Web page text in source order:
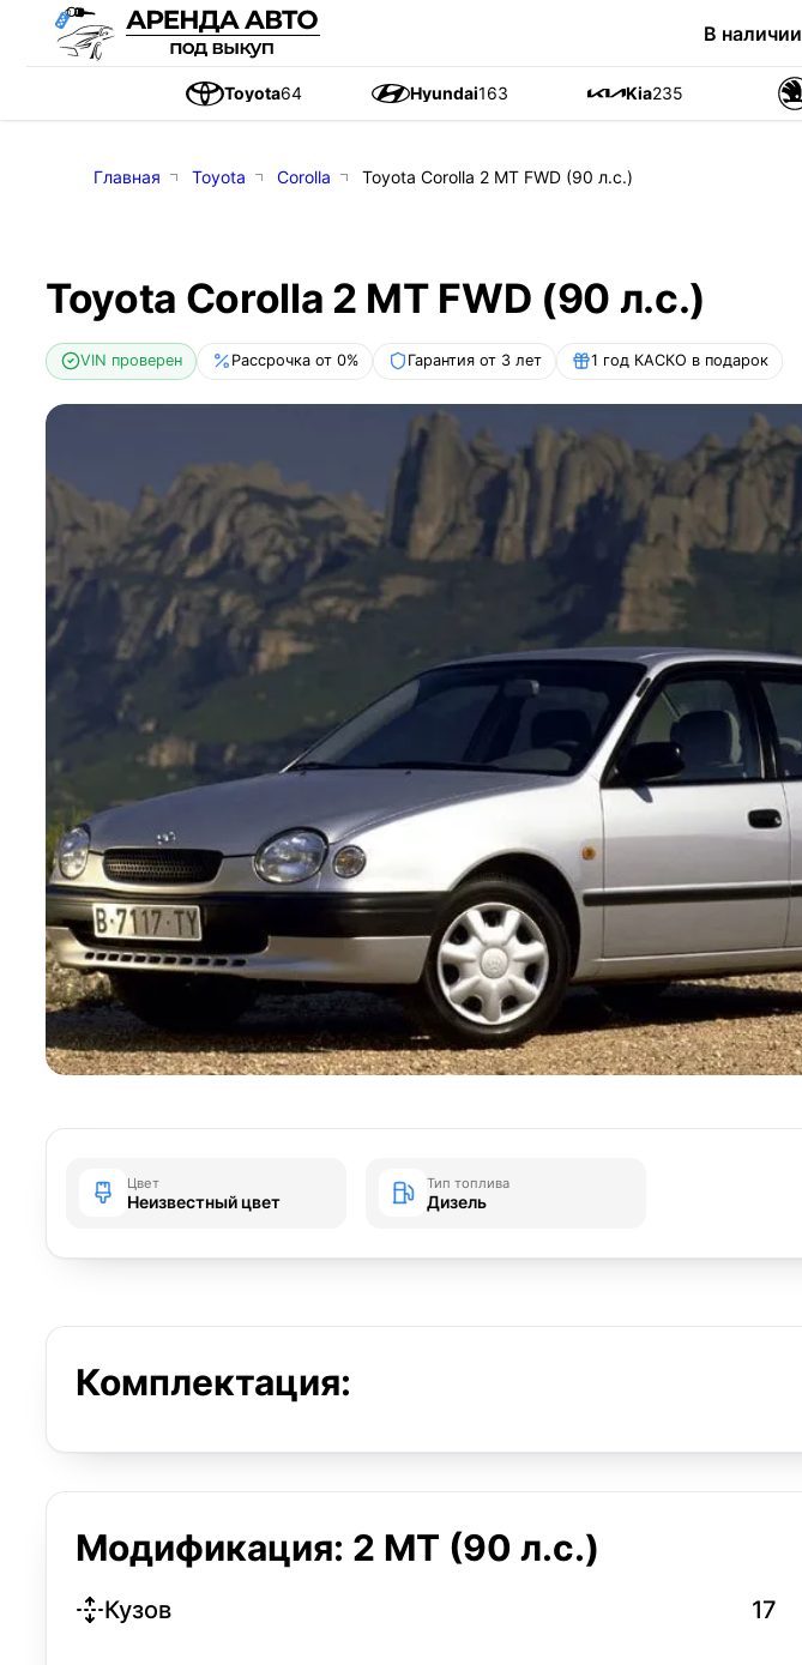
В наличии
Toyota64 Hyundai163 Kia235
Главная Toyota Corolla Toyota Corolla 2 MT FWD (90 л.с.)
Toyota Corolla 2 MT FWD (90 л.с.)
VIN проверен Рассрочка от 0% Гарантия от 3 лет 1 год КАСКО в подарок
Цвет
Неизвестный цвет
Тип топлива
Дизель
Комплектация:
Модификация: 2 MT (90 л.с.)
Кузов 17